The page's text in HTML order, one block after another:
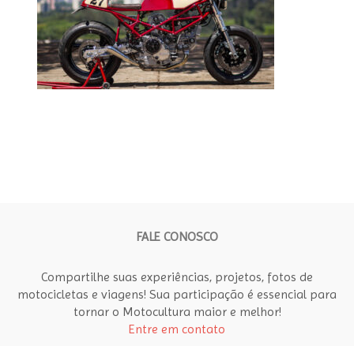
FALE CONOSCO
Compartilhe suas experiências, projetos, fotos de
motocicletas e viagens! Sua participação é essencial para
tornar o Motocultura maior e melhor!
Entre em contato